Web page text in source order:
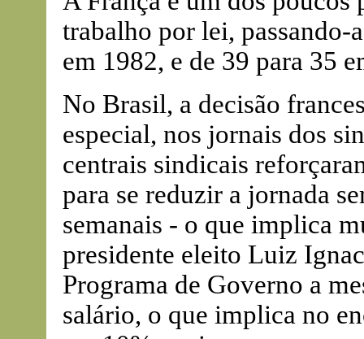
trabalho por lei, passando-
em 1982, e de 39 para 35
No Brasil, a decisão
especial, nos jornais dos
centrais sindicais
para se reduzir a jornada
semanais - o que implica
presidente eleito Luiz
Programa de Governo a
salário, o que implica no